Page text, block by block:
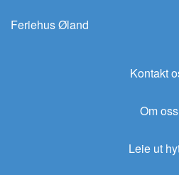
Feriehus Øland
Kontakt
Om oss
Leie ut